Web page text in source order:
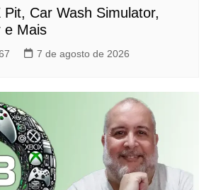
Pit, Car Wash Simulator,
e Mais
7 de agosto de 2026